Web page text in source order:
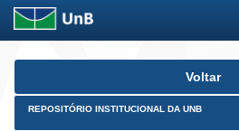
Skip
Voltar
REPOSITÓRIO INSTITUCIONAL DA UNB